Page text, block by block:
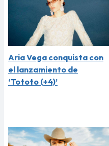
Aria Vega conquista con
el lanzamiento de
‘Tototo (+4)’